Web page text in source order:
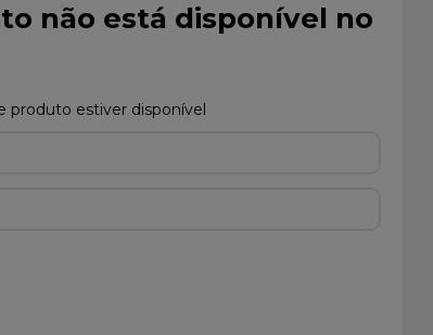
não está disponível no